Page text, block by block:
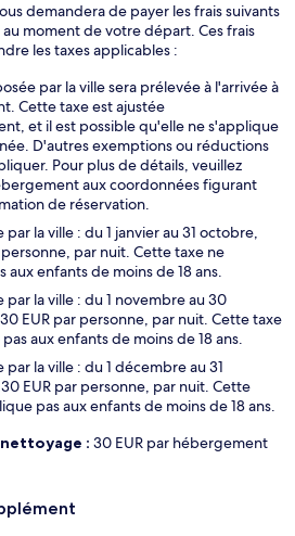
demandera de payer les frais suivants
moment de votre départ. Ces frais
les taxes applicables :
par la ville sera prélevée à l'arrivée à
Cette taxe est ajustée
et il est possible qu'elle ne s'applique
D'autres exemptions ou réductions
Pour plus de détails, veuillez
aux coordonnées figurant
de réservation.
par la ville : du 1 janvier au 31 octobre,
par nuit. Cette taxe ne
aux enfants de moins de 18 ans.
par la ville : du 1 novembre au 30
EUR par personne, par nuit. Cette taxe
aux enfants de moins de 18 ans.
par la ville : du 1 décembre au 31
EUR par personne, par nuit. Cette
pas aux enfants de moins de 18 ans.
: 30 EUR par hébergement